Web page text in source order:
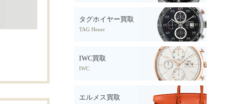
タグホイヤー買取
TAG Heuer
IWC買取
IWC
エルメス買取